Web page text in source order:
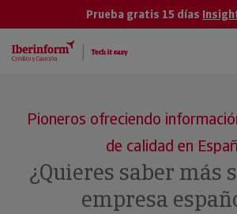
Prueba gratis 15 días
Pioneros ofreciendo
de calidad en
¿Quieres saber más
empresa